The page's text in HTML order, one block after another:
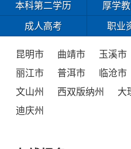
本科第二学历 厚学
成人高考 职业
昆明市 曲靖市 玉溪市
丽江市
普洱市 临沧市
文山州
西双版纳州 大
迪庆州